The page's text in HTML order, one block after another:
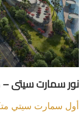
سيتى –
سيتي متكاملة